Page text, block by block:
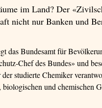
im Land? Der
nicht nur Banken und
das Bundesamt für
Chef des Bundes» und
studierte Chemiker
und chemischen
zu sein – das ist die